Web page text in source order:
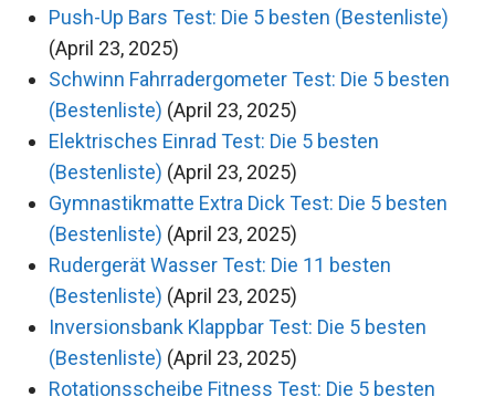
Push-Up Bars Test: Die 5 besten (Bestenliste)
(April 23, 2025)
Schwinn Fahrradergometer Test: Die 5 besten
(Bestenliste) (April 23, 2025)
Elektrisches Einrad Test: Die 5 besten
(Bestenliste) (April 23, 2025)
Gymnastikmatte Extra Dick Test: Die 5 besten
(Bestenliste) (April 23, 2025)
Rudergerät Wasser Test: Die 11 besten
(Bestenliste) (April 23, 2025)
Inversionsbank Klappbar Test: Die 5 besten
(Bestenliste) (April 23, 2025)
Rotationsscheibe Fitness Test: Die 5 besten